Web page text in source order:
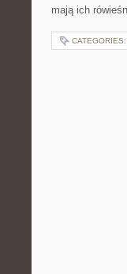
mają ich
CATEGORIES: